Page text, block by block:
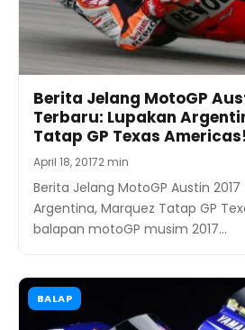
Berita Jelang MotoGP
Terbaru: Lupakan
Tatap GP Texas Americas!
April 18, 20172 min
Berita Jelang MotoGP Austin
Argentina, Marquez Tatap GP
balapan motoGP musim 2017…
BALAP